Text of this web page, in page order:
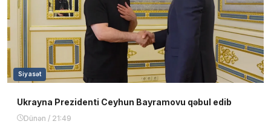
Siyasət
Ukrayna Prezidenti Ceyhun Bayramovu qəbul edib
Dünən / 21:49